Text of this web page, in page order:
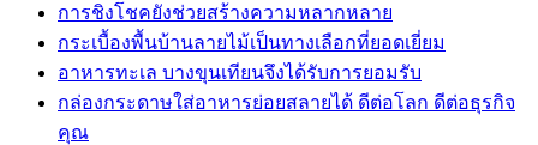
การชิงโชคยังช่วยสร้างความหลากหลาย
กระเบื้องพื้นบ้านลายไม้เป็นทางเลือกที่ยอดเยี่ยม
อาหารทะเล บางขุนเทียนจึงได้รับการยอมรับ
กล่องกระดาษใส่อาหารย่อยสลายได้ ดีต่อโลก ดีต่อธุรกิจ
คุณ